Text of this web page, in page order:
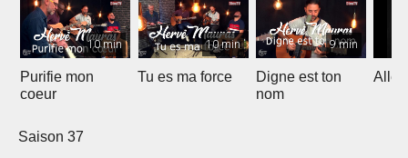
10 min
Purifie mon
coeur
10 min
Tu es ma force
9 min
Digne est ton
nom
Saison 37